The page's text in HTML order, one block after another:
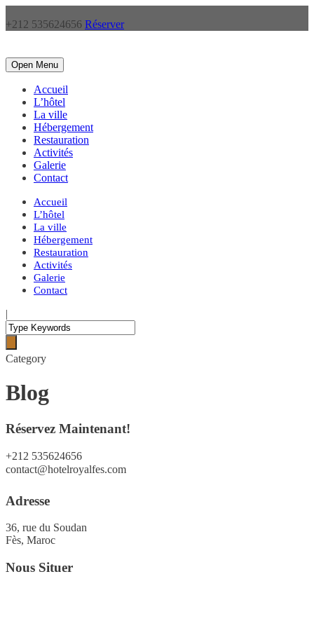
+212 535624656 Réserver
Open Menu
Accueil
L’hôtel
La ville
Hébergement
Restauration
Activités
Galerie
Contact
Accueil
L’hôtel
La ville
Hébergement
Restauration
Activités
Galerie
Contact
|
Category
Blog
Réservez Maintenant!
+212 535624656
contact@hotelroyalfes.com
Adresse
36, rue du Soudan
Fès, Maroc
Nous Situer